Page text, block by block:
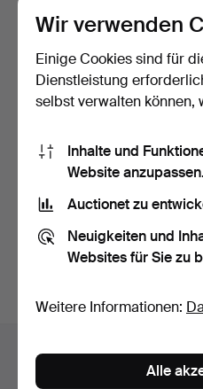
WANDLEUCHTER,
goldfarbenes Metall, Glas,
I…
4 Tage
Suche speichern
Archiv
suchen.
Navigation
Hilfe und Kontakt
Kontakt mit dem Support
Wir verwenden
Einige Cookies sind für
Dienstleistung
selbst verwalten können,
Inhalte und
Website anzupassen.
Auctionet zu
Neuigkeiten und
Websites für Sie zu
Weitere Informationen:
Alle